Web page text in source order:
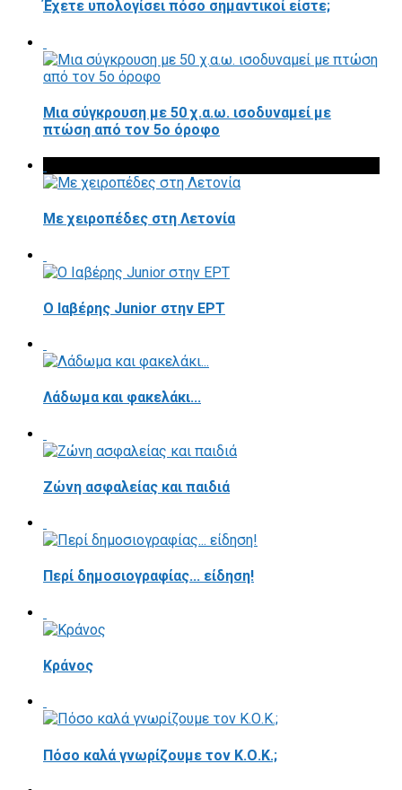
Έχετε υπολογίσει πόσο σημαντικοί είστε;
Μια σύγκρουση με 50 χ.α.ω. ισοδυναμεί με
πτώση από τον 5ο όροφο
Με χειροπέδες στη Λετονία
Ο Ιαβέρης Junior στην ΕΡΤ
Λάδωμα και φακελάκι...
Ζώνη ασφαλείας και παιδιά
Περί δημοσιογραφίας... είδηση!
Κράνος
Πόσο καλά γνωρίζουμε τον Κ.Ο.Κ.;